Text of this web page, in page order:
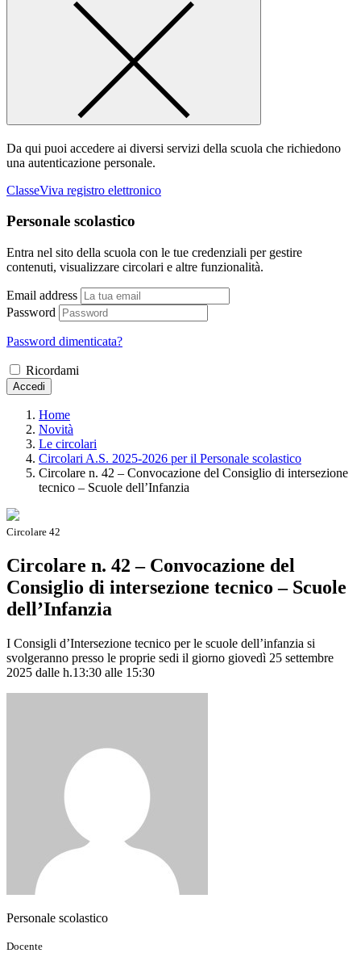
Da qui puoi accedere ai diversi servizi della scuola che richiedono
una autenticazione personale.
ClasseViva registro elettronico
Personale scolastico
Entra nel sito della scuola con le tue credenziali per gestire
contenuti, visualizzare circolari e altre funzionalità.
Email address
Password
Password dimenticata?
Ricordami
Accedi
Home
Novità
Le circolari
Circolari A.S. 2025-2026 per il Personale scolastico
Circolare n. 42 – Convocazione del Consiglio di intersezione
tecnico – Scuole dell’Infanzia
Circolare 42
Circolare n. 42 – Convocazione del
Consiglio di intersezione tecnico – Scuole
dell’Infanzia
I Consigli d’Intersezione tecnico per le scuole dell’infanzia si
svolgeranno presso le proprie sedi il giorno giovedì 25 settembre
2025 dalle h.13:30 alle 15:30
Personale scolastico
Docente